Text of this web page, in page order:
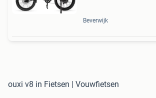
Beverwijk
ouxi v8 in Fietsen | Vouwfietsen